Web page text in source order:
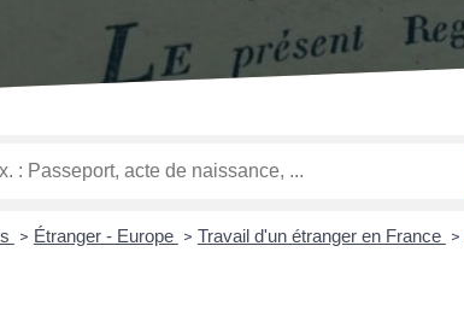
> Étranger - Europe > Travail d'un étranger en France >